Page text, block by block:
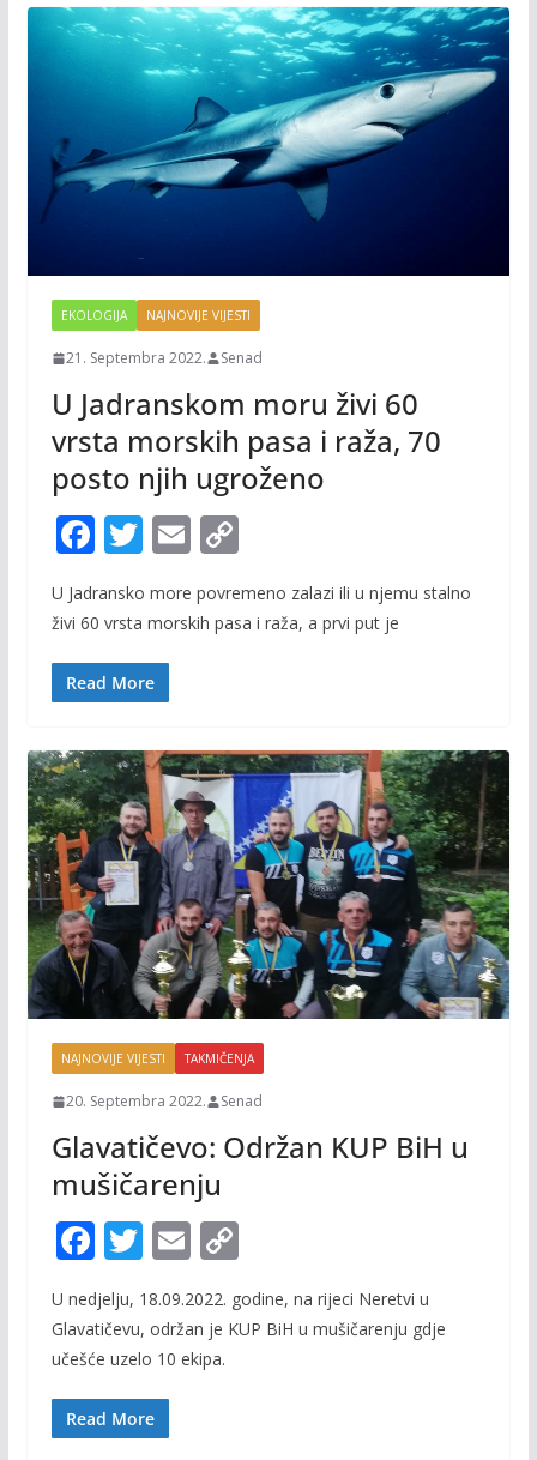
EKOLOGIJA NAJNOVIJE VIJESTI
21. Septembra 2022. Senad
U Jadranskom moru živi 60
vrsta morskih pasa i raža, 70
posto njih ugroženo
F
ac
e
b
o
k
T
itt
er
E
ai
C
p
k
U Jadransko more povremeno zalazi ili u njemu stalno
živi 60 vrsta morskih pasa i raža, a prvi put je
Read More
NAJNOVIJE VIJESTI TAKMIČENJA
20. Septembra 2022. Senad
Glavatičevo: Održan KUP BiH u
mušičarenju
F
ac
e
b
o
o
T
itt
er
E
ai
l
C
o
p
U nedjelju, 18.09.2022. godine, na rijeci Neretvi u
Glavatičevu, održan je KUP BiH u mušičarenju gdje
učešće uzelo 10 ekipa.
Read More